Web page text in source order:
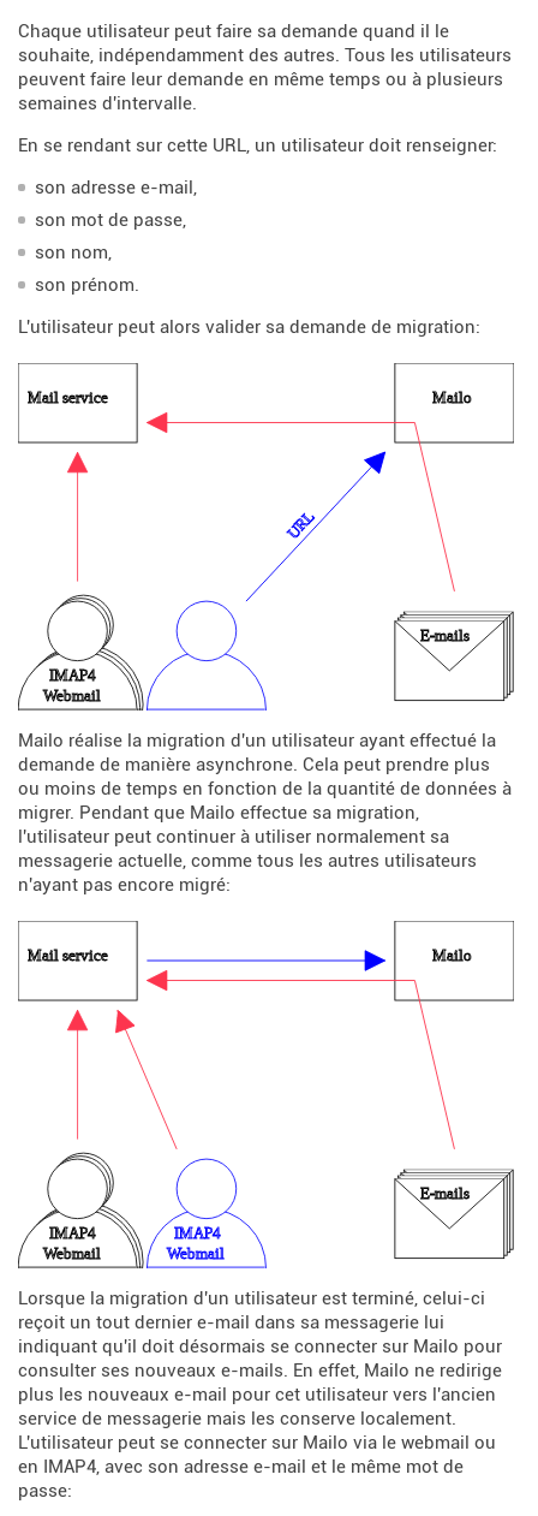
Chaque utilisateur peut faire sa demande quand il le
souhaite, indépendamment des autres. Tous les utilisateurs
peuvent faire leur demande en même temps ou à plusieurs
semaines d'intervalle.
En se rendant sur cette URL, un utilisateur doit renseigner:
son adresse e-mail,
son mot de passe,
son nom,
son prénom.
L'utilisateur peut alors valider sa demande de migration:
Mailo réalise la migration d'un utilisateur ayant effectué la
demande de manière asynchrone. Cela peut prendre plus
ou moins de temps en fonction de la quantité de données à
migrer. Pendant que Mailo effectue sa migration,
l'utilisateur peut continuer à utiliser normalement sa
messagerie actuelle, comme tous les autres utilisateurs
n'ayant pas encore migré:
Lorsque la migration d'un utilisateur est terminé, celui-ci
reçoit un tout dernier e-mail dans sa messagerie lui
indiquant qu'il doit désormais se connecter sur Mailo pour
consulter ses nouveaux e-mails. En effet, Mailo ne redirige
plus les nouveaux e-mail pour cet utilisateur vers l'ancien
service de messagerie mais les conserve localement.
L'utilisateur peut se connecter sur Mailo via le webmail ou
en IMAP4, avec son adresse e-mail et le même mot de
passe: